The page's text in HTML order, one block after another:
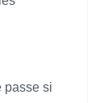
passe si